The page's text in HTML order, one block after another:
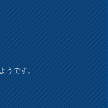
うです。